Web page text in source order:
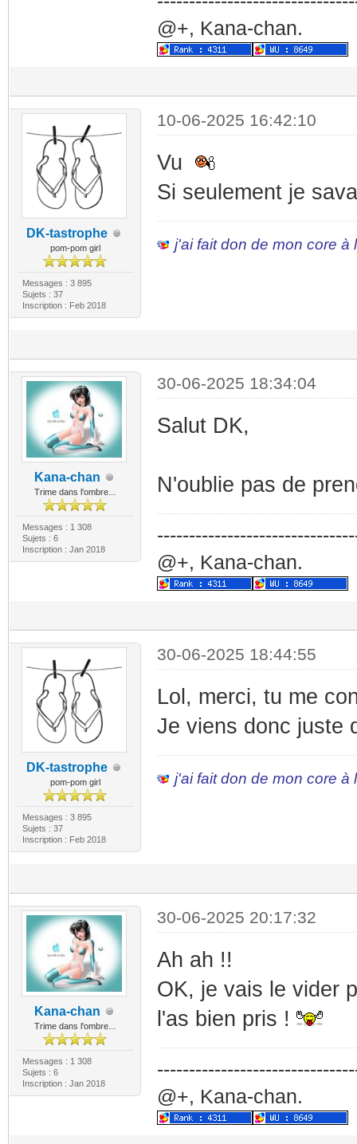
@+, Kana-chan.
DK-tastrophe
pom-pom girl
Messages : 3 895
Sujets : 37
Inscription : Feb 2018
10-06-2025 16:42:10
Vu
Si seulement je
j'ai fait don de mon core à
Kana-chan
Trime dans l'ombre...
Messages : 1 308
Sujets : 6
Inscription : Jan 2018
30-06-2025 18:34:04
Salut DK,
N'oublie pas de
@+, Kana-chan.
DK-tastrophe
pom-pom girl
Messages : 3 895
Sujets : 37
Inscription : Feb 2018
30-06-2025 18:44:55
Lol, merci, tu me
Je viens donc juste
j'ai fait don de mon core à
Kana-chan
Trime dans l'ombre...
Messages : 1 308
Sujets : 6
Inscription : Jan 2018
30-06-2025 20:17:32
Ah ah !!
OK, je vais le vider
l'as bien pris !
@+, Kana-chan.